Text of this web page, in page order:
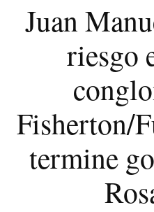
Juan
riesgo
Fisherton/
termine